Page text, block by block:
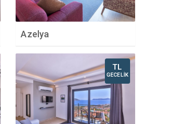
Azelya
TL
GECELİK